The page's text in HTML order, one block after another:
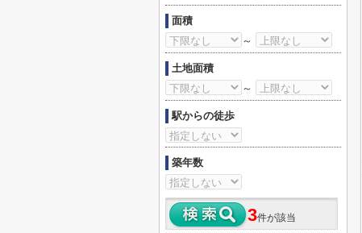
面積
～
土地面積
～
駅からの徒歩
築年数
3件が該当